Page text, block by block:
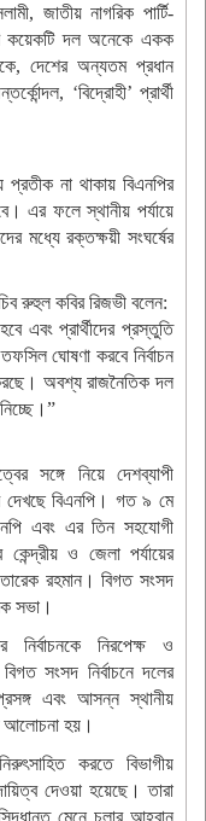
জাতীয় নাগরিক পার্টি-
কয়েকটি দল অনেকে একক
দেশের অন্যতম প্রধান
‘বিদ্রোহী’ প্রার্থী
প্রতীক না থাকায় বিএনপির
এর ফলে স্থানীয় পর্যায়ে
মধ্যে রক্তক্ষয়ী সংঘর্ষের
রুহুল কবির রিজভী বলেন:
এবং প্রার্থীদের প্রস্তুতি
ঘোষণা করবে নির্বাচন
অবশ্য রাজনৈতিক দল
সঙ্গে নিয়ে দেশব্যাপী
দেখছে বিএনপি। গত ৯ মে
এবং এর তিন সহযোগী
ও জেলা পর্যায়ের
তারেক রহমান। বিগত সংসদ
সভা।
নিরপেক্ষ ও
সংসদ নির্বাচনে দলের
প্রসঙ্গ এবং আসন্ন স্থানীয়
আলোচনা হয়।
করতে বিভাগীয়
দেওয়া হয়েছে। তারা
সিদ্ধান্ত মেনে চলার আহ্বান